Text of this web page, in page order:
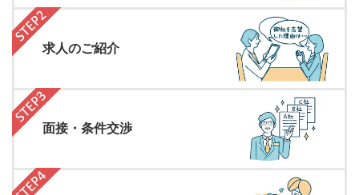
求人のご紹介
面接・条件交渉